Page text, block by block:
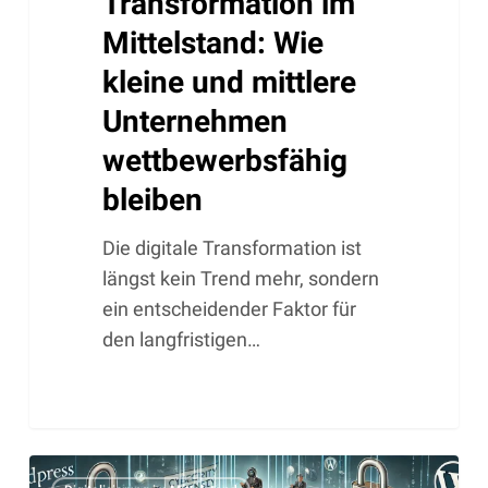
Mittelstand: Wie
kleine und mittlere
Unternehmen
wettbewerbsfähig
bleiben
Die digitale Transformation ist
längst kein Trend mehr, sondern
ein entscheidender Faktor für
den langfristigen…
WordPress